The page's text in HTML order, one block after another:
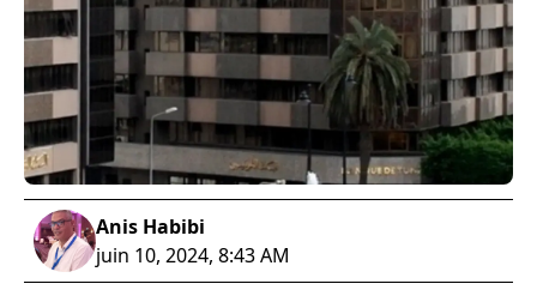
Anis Habibi
juin 10, 2024, 8:43 AM